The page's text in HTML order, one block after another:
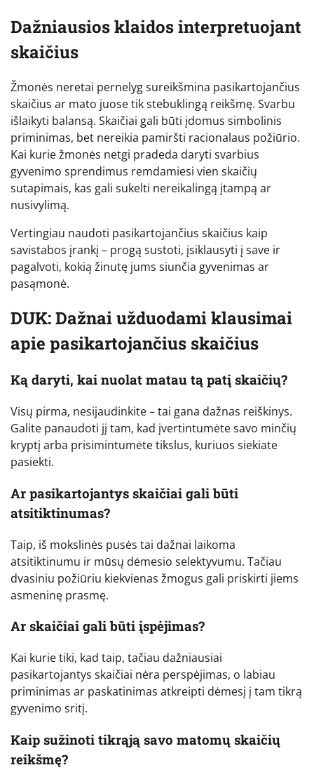
Dažniausios klaidos interpretuojant
skaičius
Žmonės neretai pernelyg sureikšmina pasikartojančius
skaičius ar mato juose tik stebuklingą reikšmę. Svarbu
išlaikyti balansą. Skaičiai gali būti įdomus simbolinis
priminimas, bet nereikia pamiršti racionalaus požiūrio.
Kai kurie žmonės netgi pradeda daryti svarbius
gyvenimo sprendimus remdamiesi vien skaičių
sutapimais, kas gali sukelti nereikalingą įtampą ar
nusivylimą.
Vertingiau naudoti pasikartojančius skaičius kaip
savistabos įrankį – progą sustoti, įsiklausyti į save ir
pagalvoti, kokią žinutę jums siunčia gyvenimas ar
pasąmonė.
DUK: Dažnai užduodami klausimai
apie pasikartojančius skaičius
Ką daryti, kai nuolat matau tą patį skaičių?
Visų pirma, nesijaudinkite – tai gana dažnas reiškinys.
Galite panaudoti jį tam, kad įvertintumėte savo minčių
kryptį arba prisimintumėte tikslus, kuriuos siekiate
pasiekti.
Ar pasikartojantys skaičiai gali būti
atsitiktinumas?
Taip, iš mokslinės pusės tai dažnai laikoma
atsitiktinumu ir mūsų dėmesio selektyvumu. Tačiau
dvasiniu požiūriu kiekvienas žmogus gali priskirti jiems
asmeninę prasmę.
Ar skaičiai gali būti įspėjimas?
Kai kurie tiki, kad taip, tačiau dažniausiai
pasikartojantys skaičiai nėra perspėjimas, o labiau
priminimas ar paskatinimas atkreipti dėmesį į tam tikrą
gyvenimo sritį.
Kaip sužinoti tikrąją savo matomų skaičių
reikšmę?